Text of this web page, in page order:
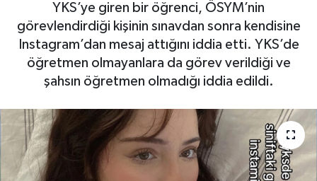
YKS’ye giren bir öğrenci, ÖSYM’nin
görevlendirdiği kişinin sınavdan sonra kendisine
Instagram’dan mesaj attığını iddia etti. YKS’de
öğretmen olmayanlara da görev verildiği ve
şahsın öğretmen olmadığı iddia edildi.